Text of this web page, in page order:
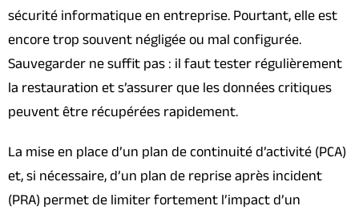
sécurité informatique en entreprise. Pourtant, elle est
encore trop souvent négligée ou mal configurée.
Sauvegarder ne suffit pas : il faut tester régulièrement
la restauration et s’assurer que les données critiques
peuvent être récupérées rapidement.
La mise en place d’un plan de continuité d’activité (PCA)
et, si nécessaire, d’un plan de reprise après incident
(PRA) permet de limiter fortement l’impact d’un